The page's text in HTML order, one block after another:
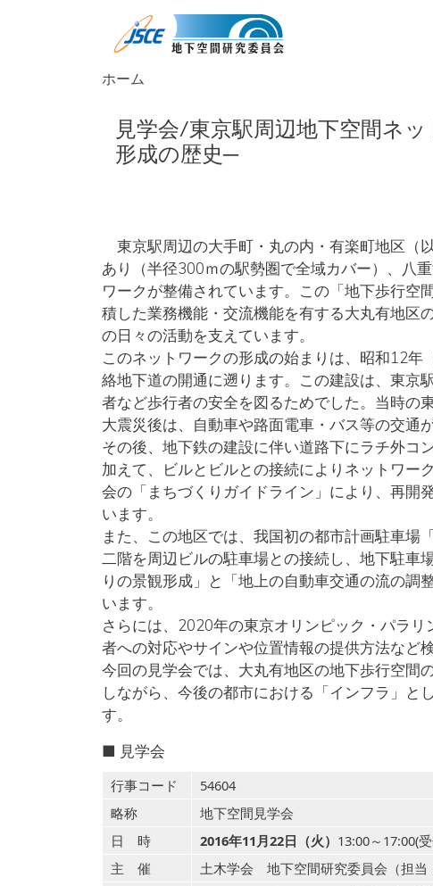
ホーム
見学会/東京駅周辺地下空間ネ
形成の歴史─
東京駅周辺の大手町・丸の内・有楽町地区（
あり（半径300ｍの駅勢圏で全域カバー）、八
ワークが整備されています。この「地下歩行空
積した業務機能・交流機能を有する大丸有地区
の日々の活動を支えています。
このネットワークの形成の始まりは、昭和12
絡地下道の開通に遡ります。この建設は、東京
者など歩行者の安全を図るためでした。当時の
大震災後は、自動車や路面電車・バス等の交通
その後、地下鉄の建設に伴い道路下にラチ外コ
加えて、ビルとビルとの接続によりネットワー
会の「まちづくりガイドライン」により、再開
います。
また、この地区では、我国初の都市計画駐車
二階を周辺ビルの駐車場との接続し、地下駐車
りの景観形成」と「地上の自動車交通の流の調
います。
さらには、2020年の東京オリンピック・パラ
者への対応やサインや位置情報の提供方法など
今回の見学会では、大丸有地区の地下歩行空間
しながら、今後の都市における「インフラ」と
す。
■ 見学会
行事コード
54604
略称
地下空間見学会
日 時
2016年11月22日（火） 13:00～17:00(
主 催
土木学会 地下空間研究委員会（担当